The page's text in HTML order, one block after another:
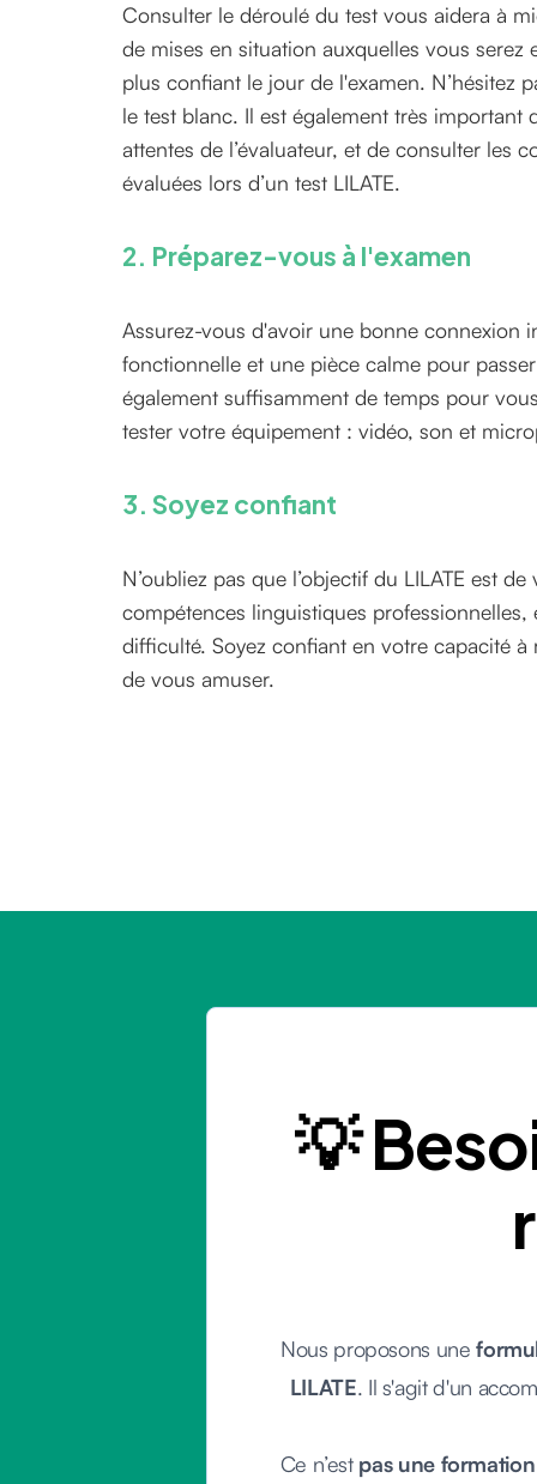
Consulter le déroulé du test vous aidera à
de mises en situation auxquelles vous serez
plus confiant le jour de l'examen. N’hésitez
le test blanc. Il est également très important
attentes de l’évaluateur, et de consulter les
évaluées lors d’un test LILATE.
2. Préparez-vous à l'examen
Assurez-vous d'avoir une bonne connexion
fonctionnelle et une pièce calme pour
également suffisamment de temps pour
tester votre équipement : vidéo, son et
3. Soyez confiant
N’oubliez pas que l’objectif du LILATE est
compétences linguistiques professionnelles,
difficulté. Soyez confiant en votre capacité à
de vous amuser.
💡
Nous proposons une
LILATE. Il s'agit d'un
Ce n’est pas une